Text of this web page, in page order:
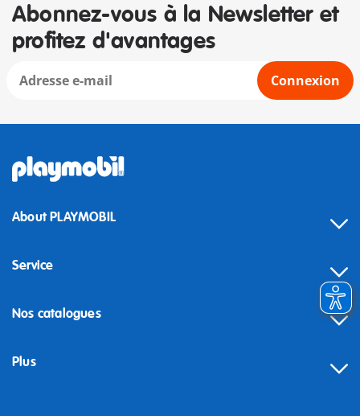
Abonnez-vous à la Newsletter et
profitez d'avantages
Connexion
About PLAYMOBIL
Service
Nos catalogues
Plus